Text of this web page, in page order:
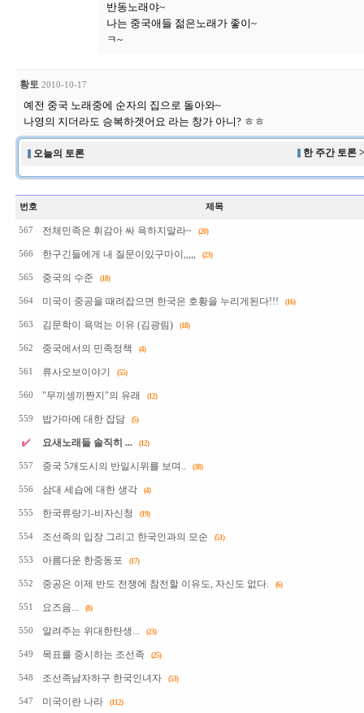
반동노래야~
나는 중국애들 젊은노래가 좋이~
ㅋ~
황토 2010-10-17
예전 중국 노래중에 순자의 집으로 돌아와~
나영의 지더라도 승복하겟어요 라는 창가 아니? ㅎㅎ
오늘의 토론 한 주간 토론
번호 제목
567 전체민족은 휘감아 싸 욕하지말라~ (20)
566 한구긴들에게 내 질문이있구마이,,,,, (23)
565 중국의 수준 (18)
564 미국이 중공을 때려잡으면 한국은 호황을 누리게된다!!! (16)
563 김문학이 욕먹는 이유 (김광림) (18)
562 중국에서의 민족정책 (4)
561 류사오보이야기 (55)
560 "무끼셍끼짠지"의 유래 (12)
559 밥가마에 대한 잡담 (5)
요새노래들 솔직히 ... (12)
557 중국 5개도시의 반일시위를 보며.. (38)
556 삼대 세습에 대한 생각 (4)
555 한국류랑기-비자신청 (19)
554 조선족의 입장 그리고 한국인과의 모순 (51)
553 아름다운 한중동포 (17)
552 중공은 이제 반도 전쟁에 참전할 이유도, 자신도 없다. (6)
551 요즈음... (8)
550 알려주는 위대한탄생... (23)
549 목표를 중시하는 조선족 (25)
548 조선족남자하구 한국인녀자 (53)
547 미국이란 나라 (112)